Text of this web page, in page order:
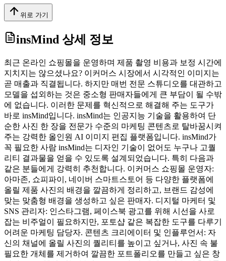
위로 가기
insMind 상세 정보
최근 온라인 쇼핑몰을 운영하며 제품 촬영 비용과 보정 시간에
지치지는 않으셨나요? 이커머스 시장에서 시각적인 이미지는
곧 매출과 직결됩니다. 하지만 매번 전문 스튜디오를 대관하고
모델을 섭외하는 것은 중소형 판매자들에게 큰 부담이 될 수밖
에 없습니다. 이러한 문제를 혁신적으로 해결해 주는 도구가
바로 insMind입니다. insMind는 인공지능 기술을 활용하여 단
순한 사진 한 장을 전문가 수준의 마케팅 콘텐츠로 탈바꿈시켜
주는 강력한 올인원 AI 이미지 편집 플랫폼입니다. insMind가
꼭 필요한 사람 insMind는 디자인 기술이 없어도 누구나 고퀄
리티 결과물을 얻을 수 있도록 설계되었습니다. 특히 다음과
같은 분들에게 강력히 추천합니다. 이커머스 쇼핑몰 운영자:
아마존, 쇼피파이, 네이버 스마트스토어 등 다양한 플랫폼에
올릴 제품 사진의 배경을 깔끔하게 정리하고, 브랜드 감성에
맞는 맞춤형 배경을 생성하고 싶은 판매자. 디지털 마케터 및
SNS 관리자: 인스타그램, 페이스북 광고를 위해 시선을 사로
잡는 비주얼이 필요하지만, 포토샵 같은 복잡한 도구를 다루기
어려운 마케팅 담당자. 콘텐츠 크리에이터 및 인플루언서: 자
신의 채널에 올릴 사진의 퀄리티를 높이고 싶거나, 사진 속 불
필요한 개체를 제거하여 깔끔한 포트폴리오를 만들고 싶은 창